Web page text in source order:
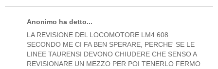
Anonimo ha detto...
LA REVISIONE DEL LOCOMOTORE LM4 608
SECONDO ME CI FA BEN SPERARE, PERCHE' SE LE
LINEE TAURENSI DEVONO CHIUDERE CHE SENSO A
REVISIONARE UN MEZZO PER POI TENERLO FERMO